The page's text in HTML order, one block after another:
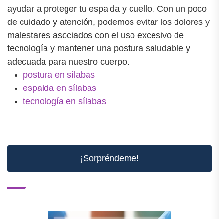
ayudar a proteger tu espalda y cuello. Con un poco
de cuidado y atención, podemos evitar los dolores y
malestares asociados con el uso excesivo de
tecnología y mantener una postura saludable y
adecuada para nuestro cuerpo.
postura en sílabas
espalda en sílabas
tecnología en sílabas
¡Sorpréndeme!